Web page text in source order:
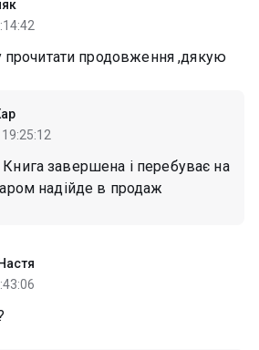
прочитати продовження ,дякую
Книга завершена і перебуває на
надійде в продаж